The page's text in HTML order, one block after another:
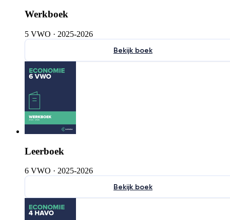
Werkboek
5 VWO · 2025-2026
Bekijk boek
Leerboek
6 VWO · 2025-2026
Bekijk boek